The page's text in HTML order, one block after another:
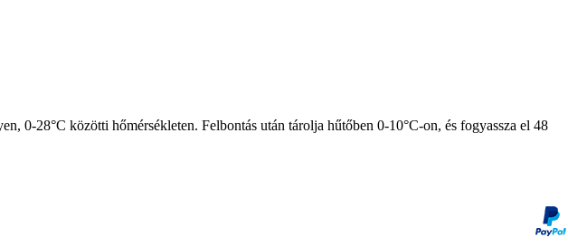
0-28°C közötti hőmérsékleten. Felbontás után tárolja hűtőben 0-10°C-on, és fogyassza el 48